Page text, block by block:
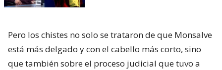
Pero los chistes no solo se trataron de que Monsalve
está más delgado y con el cabello más corto, sino
que también sobre el proceso judicial que tuvo a